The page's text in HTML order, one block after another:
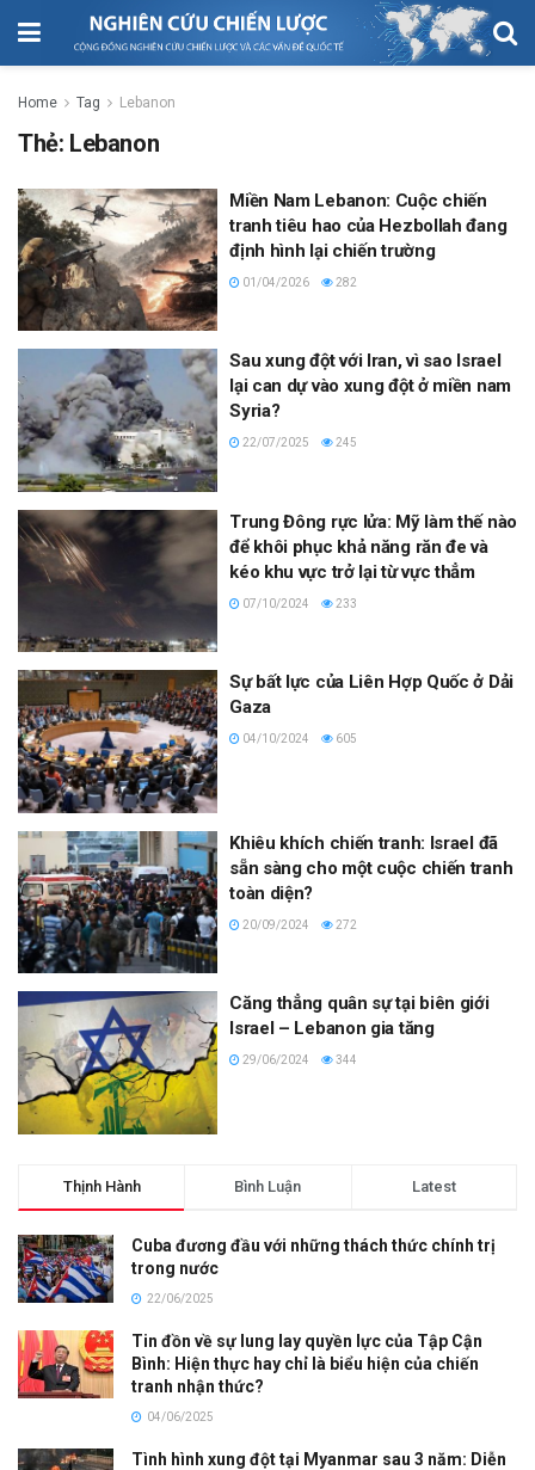
Home Tag Lebanon
Thẻ: Lebanon
Miền Nam Lebanon: Cuộc chiến
tranh tiêu hao của Hezbollah đang
định hình lại chiến trường
01/04/2026 282
Sau xung đột với Iran, vì sao Israel
lại can dự vào xung đột ở miền nam
Syria?
22/07/2025 245
Trung Đông rực lửa: Mỹ làm thế nào
để khôi phục khả năng răn đe và
kéo khu vực trở lại từ vực thẳm
07/10/2024 233
Sự bất lực của Liên Hợp Quốc ở Dải
Gaza
04/10/2024 605
Khiêu khích chiến tranh: Israel đã
sẵn sàng cho một cuộc chiến tranh
toàn diện?
20/09/2024 272
Căng thẳng quân sự tại biên giới
Israel – Lebanon gia tăng
29/06/2024 344
Thịnh Hành Bình Luận Latest
Cuba đương đầu với những thách thức chính trị
trong nước
22/06/2025
Tin đồn về sự lung lay quyền lực của Tập Cận
Bình: Hiện thực hay chỉ là biểu hiện của chiến
tranh nhận thức?
04/06/2025
Tình hình xung đột tại Myanmar sau 3 năm: Diễn